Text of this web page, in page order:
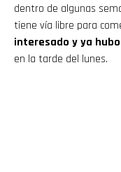
dentro de algunas
tiene vía libre para
interesado y ya
en la tarde del lunes.